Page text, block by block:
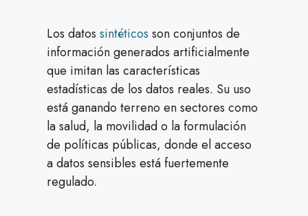
Los datossintéticosson conjuntos de
información generados artificialmente
que imitan las características
estadísticas de los datos reales. Su uso
está ganando terreno en sectores como
la salud, la movilidad o la formulación
de políticas públicas, donde el acceso
a datos sensibles está fuertemente
regulado.